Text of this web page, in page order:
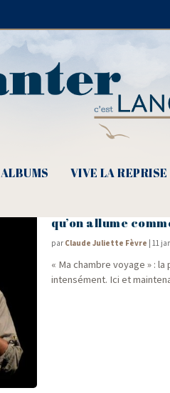
ALBUMS VIVE LA REPRISE
qu’on allume
par Claude Juliette Fèvre |11
« Ma chambre voyage » :
inten­sé­ment. Ici et